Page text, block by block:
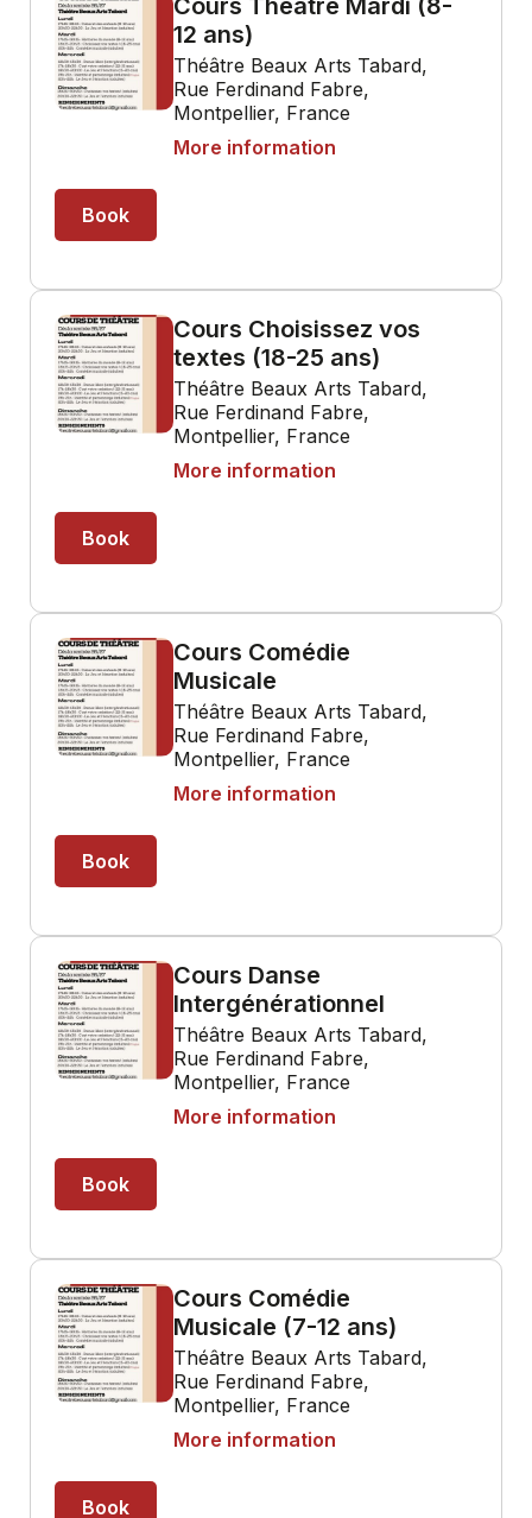
Cours Théâtre Mardi (8-
12 ans)
Théâtre Beaux Arts Tabard,
Rue Ferdinand Fabre,
Montpellier, France
More information
Book
Cours Choisissez vos
textes (18-25 ans)
Théâtre Beaux Arts Tabard,
Rue Ferdinand Fabre,
Montpellier, France
More information
Book
Cours Comédie
Musicale
Théâtre Beaux Arts Tabard,
Rue Ferdinand Fabre,
Montpellier, France
More information
Book
Cours Danse
Intergénérationnel
Théâtre Beaux Arts Tabard,
Rue Ferdinand Fabre,
Montpellier, France
More information
Book
Cours Comédie
Musicale (7-12 ans)
Théâtre Beaux Arts Tabard,
Rue Ferdinand Fabre,
Montpellier, France
More information
Book